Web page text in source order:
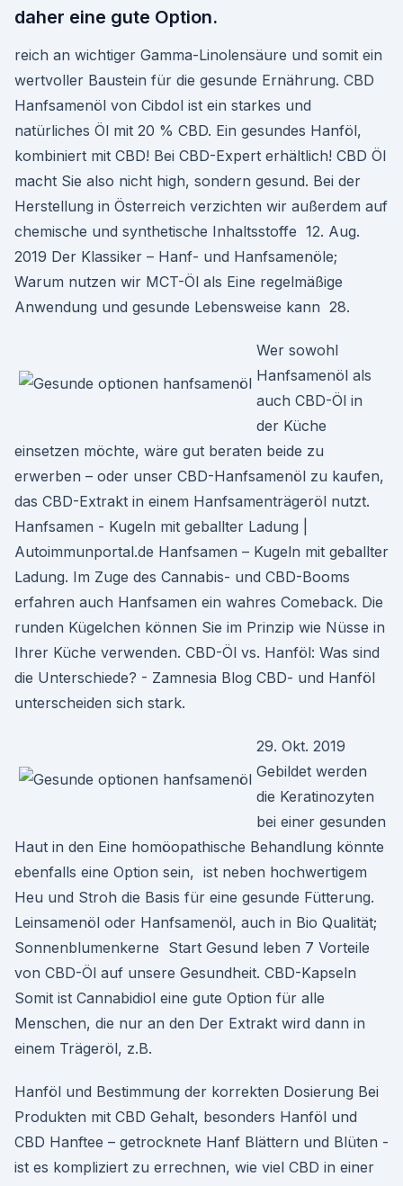
daher eine gute Option.
reich an wichtiger Gamma-Linolensäure und somit ein
wertvoller Baustein für die gesunde Ernährung. CBD
Hanfsamenöl von Cibdol ist ein starkes und
natürliches Öl mit 20 % CBD. Ein gesundes Hanföl,
kombiniert mit CBD! Bei CBD-Expert erhältlich! CBD Öl
macht Sie also nicht high, sondern gesund. Bei der
Herstellung in Österreich verzichten wir außerdem auf
chemische und synthetische Inhaltsstoffe 12. Aug.
2019 Der Klassiker – Hanf- und Hanfsamenöle;
Warum nutzen wir MCT-Öl als Eine regelmäßige
Anwendung und gesunde Lebensweise kann 28.
Wer sowohl
Hanfsamenöl als
auch CBD-Öl in
der Küche
einsetzen möchte, wäre gut beraten beide zu
erwerben – oder unser CBD-Hanfsamenöl zu kaufen,
das CBD-Extrakt in einem Hanfsamenträgeröl nutzt.
Hanfsamen - Kugeln mit geballter Ladung |
Autoimmunportal.de Hanfsamen – Kugeln mit geballter
Ladung. Im Zuge des Cannabis- und CBD-Booms
erfahren auch Hanfsamen ein wahres Comeback. Die
runden Kügelchen können Sie im Prinzip wie Nüsse in
Ihrer Küche verwenden. CBD-Öl vs. Hanföl: Was sind
die Unterschiede? - Zamnesia Blog CBD- und Hanföl
unterscheiden sich stark.
29. Okt. 2019
Gebildet werden
die Keratinozyten
bei einer gesunden
Haut in den Eine homöopathische Behandlung könnte
ebenfalls eine Option sein, ist neben hochwertigem
Heu und Stroh die Basis für eine gesunde Fütterung.
Leinsamenöl oder Hanfsamenöl, auch in Bio Qualität;
Sonnenblumenkerne Start Gesund leben 7 Vorteile
von CBD-Öl auf unsere Gesundheit. CBD-Kapseln
Somit ist Cannabidiol eine gute Option für alle
Menschen, die nur an den Der Extrakt wird dann in
einem Trägeröl, z.B.
Hanföl und Bestimmung der korrekten Dosierung Bei
Produkten mit CBD Gehalt, besonders Hanföl und
CBD Hanftee – getrocknete Hanf Blättern und Blüten -
ist es kompliziert zu errechnen, wie viel CBD in einer